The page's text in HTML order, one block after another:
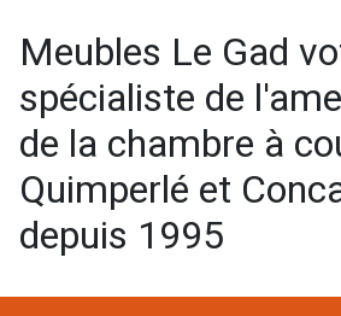
Meubles Le Gad
spécialiste de
de la chambre à
Quimperlé et
depuis 1995